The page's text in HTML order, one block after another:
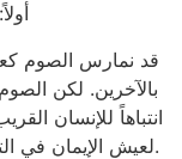
قد نمارس الصوم
بالآخرين. لكن
انتباهاً للإنسان
لعيش الإيمان في التفاصيل اليومية، لا في لحظات العبادة فقط.